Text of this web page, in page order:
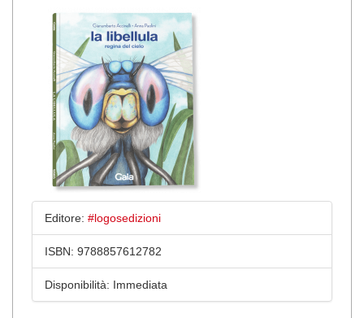
Editore: #logosedizioni
ISBN: 9788857612782
Disponibilità: Immediata